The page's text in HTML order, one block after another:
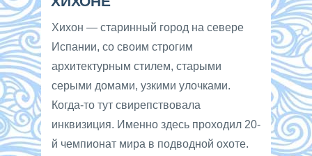
Хихон — старинный город на севере
Испании, со своим строгим
архитектурным стилем, старыми
серыми домами, узкими улочками.
Когда-то тут свирепствовала
инквизиция. Именно здесь проходил 20-
й чемпионат мира в подводной охоте.